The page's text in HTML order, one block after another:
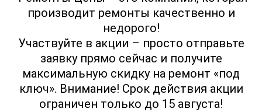
производит ремонты качественно и
недорого!
Участвуйте в акции – просто отправьте
заявку прямо сейчас и получите
максимальную скидку на ремонт «под
ключ». Внимание! Срок действия акции
ограничен только до 15 августа!